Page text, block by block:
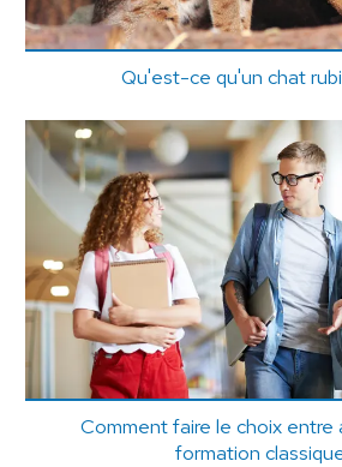
Qu'est-ce qu'un chat
Comment faire le choix
formation